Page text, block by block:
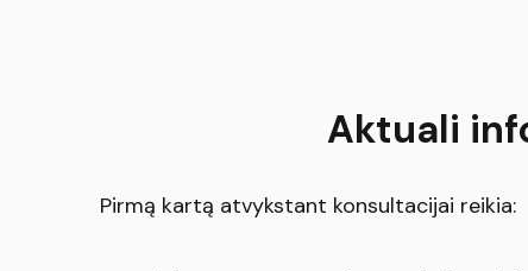
Aktuali
Pirmą kartą atvykstant konsultacijai reikia: